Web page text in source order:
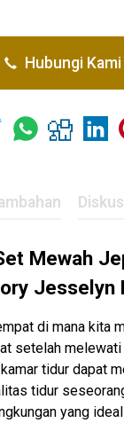
Hubungi Kami
Mewah
Jesselyn
di mana kita
setelah melewati
tidur dapat
tidur
yang